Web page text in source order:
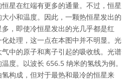
星在红端有更多的通量。不过，恒星
小和温度。因此，一颗热恒星发出的
，即使冷恒星发出的光几乎都是红
处理，这一点在本图中并不明显。光
中的原子和离子引起的吸收线。光谱
度。以波长 656.5 纳米的氢线为例。
构成，但对于最热和最冷的恒星来